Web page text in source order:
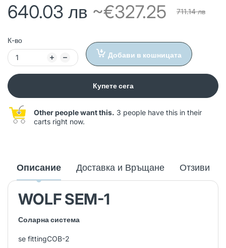
640.03 лв ~€327.25 711.14 лв
К-во
Добави в кошницата
Купете сега
Other people want this. 3 people have this in their
carts right now.
Описание Доставка и Връщане Отзиви
WOLF SEM-1
Соларна система
se fittingCOB-2